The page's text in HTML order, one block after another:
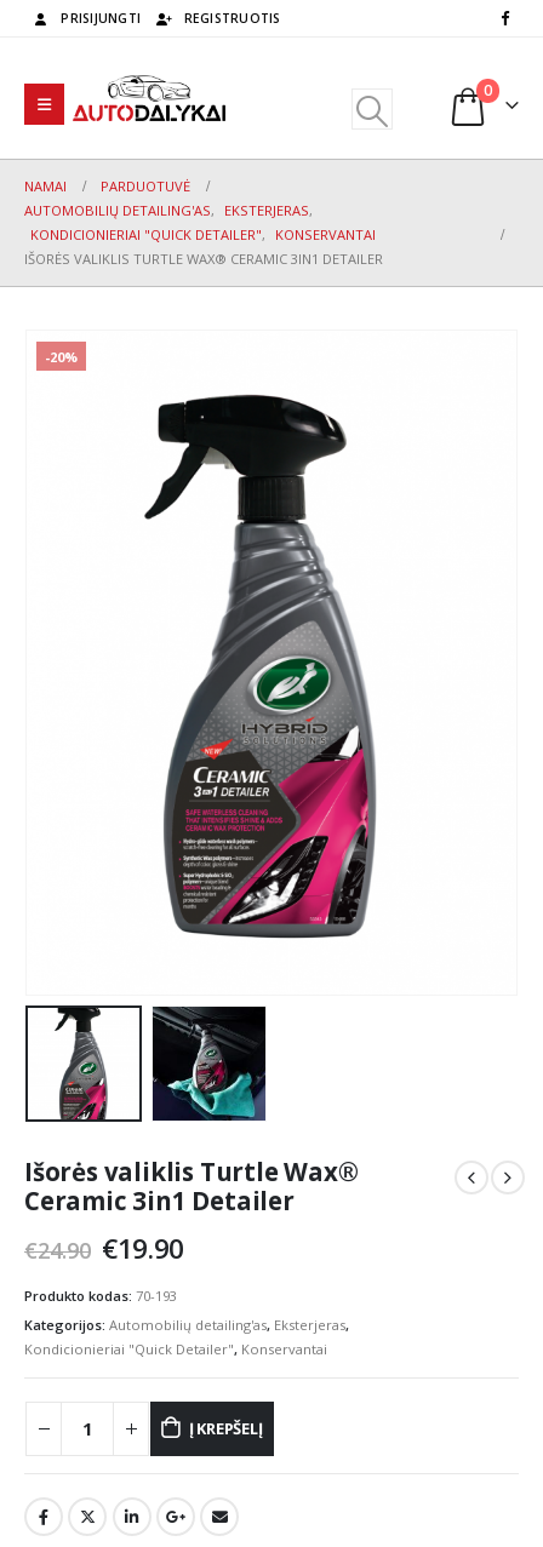
PRISIJUNGTI REGISTRUOTIS
0
NAMAI
PARDUOTUVĖ
AUTOMOBILIŲ DETAILING'AS, EKSTERJERAS,
KONDICIONIERIAI "QUICK DETAILER",
KONSERVANTAI
IŠORĖS VALIKLIS TURTLE WAX® CERAMIC 3IN1 DETAILER
-20%
Išorės valiklis Turtle Wax®
Ceramic 3in1 Detailer
€24.90 Original
was:
€24.90.
€19.90Current
€19.90.
Produkto kodas: 70-193
Kategorijos: Automobilių detailing'as, Eksterjeras,
Kondicionieriai "Quick Detailer", Konservantai
Į KREPŠELĮ